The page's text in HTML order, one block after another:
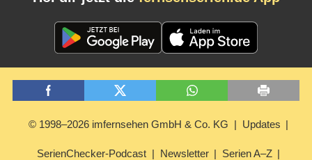
© 1998–2026 imfernsehen GmbH & Co. KG Updates
SerienChecker-Podcast Newsletter Serien A–Z